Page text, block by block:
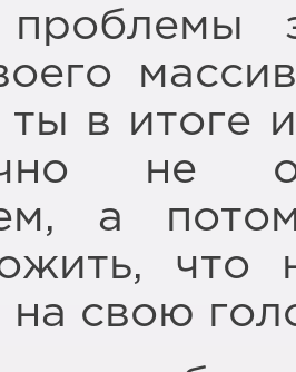
ты в итоге
не
а
что
свою